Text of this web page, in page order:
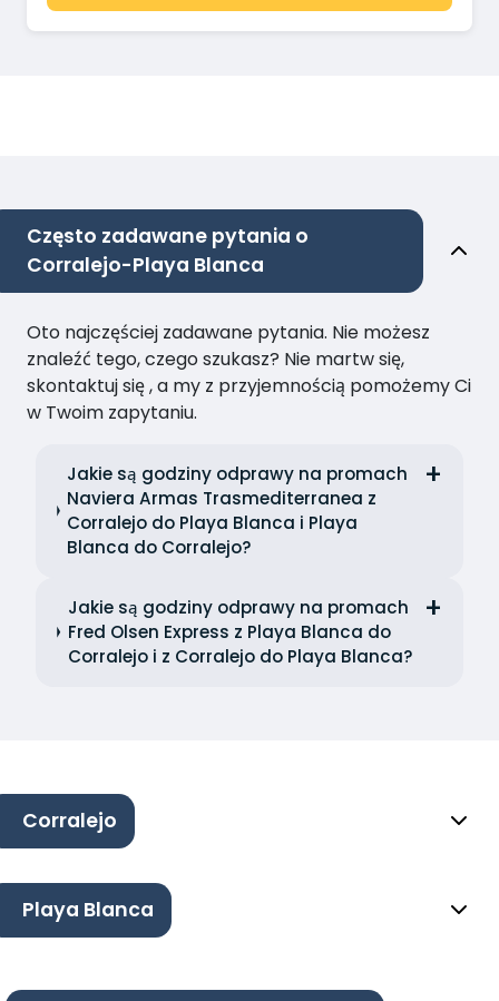
Często zadawane pytania o
Corralejo-Playa Blanca
Oto najczęściej zadawane pytania. Nie możesz
znaleźć tego, czego szukasz? Nie martw się,
skontaktuj się , a my z przyjemnością pomożemy Ci
w Twoim zapytaniu.
Jakie są godziny odprawy na promach
Naviera Armas Trasmediterranea z
Corralejo do Playa Blanca i Playa
Blanca do Corralejo?
Jakie są godziny odprawy na promach
Fred Olsen Express z Playa Blanca do
Corralejo i z Corralejo do Playa Blanca?
Corralejo
Playa Blanca